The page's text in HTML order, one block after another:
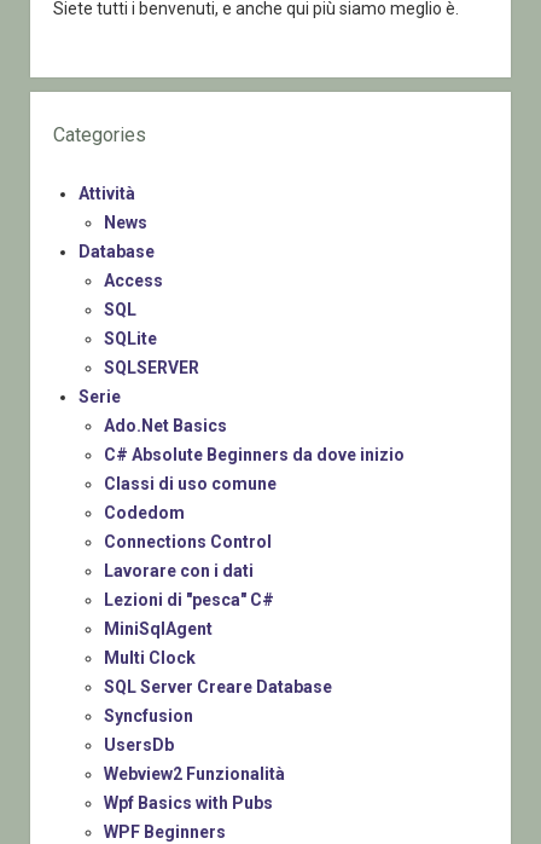
Siete tutti i benvenuti, e anche qui più siamo meglio è.
Categories
Attività
News
Database
Access
SQL
SQLite
SQLSERVER
Serie
Ado.Net Basics
C# Absolute Beginners da dove inizio
Classi di uso comune
Codedom
Connections Control
Lavorare con i dati
Lezioni di "pesca" C#
MiniSqlAgent
Multi Clock
SQL Server Creare Database
Syncfusion
UsersDb
Webview2 Funzionalità
Wpf Basics with Pubs
WPF Beginners